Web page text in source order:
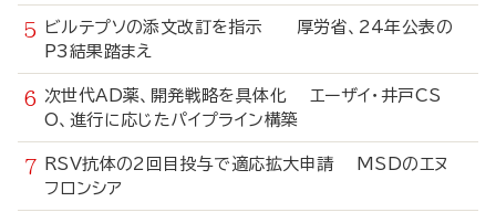
ビルテプソの添文改訂を指示 厚労省、24年公表の
P3結果踏まえ
次世代AD薬、開発戦略を具体化 エーザイ・井戸CS
O、進行に応じたパイプライン構築
RSV抗体の2回目投与で適応拡大申請 MSDのエヌ
フロンシア